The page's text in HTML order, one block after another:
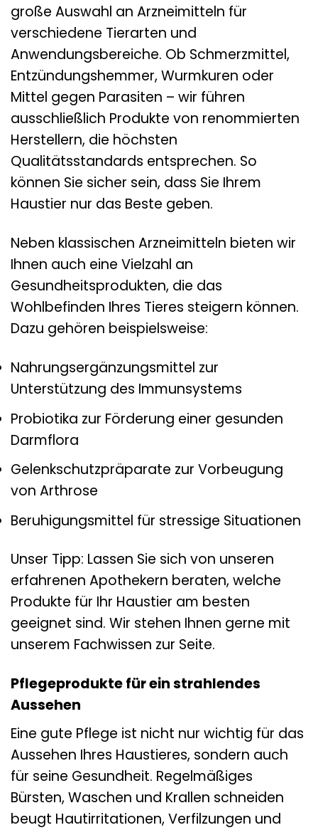
große Auswahl an Arzneimitteln für
verschiedene Tierarten und
Anwendungsbereiche. Ob Schmerzmittel,
Entzündungshemmer, Wurmkuren oder
Mittel gegen Parasiten – wir führen
ausschließlich Produkte von renommierten
Herstellern, die höchsten
Qualitätsstandards entsprechen. So
können Sie sicher sein, dass Sie Ihrem
Haustier nur das Beste geben.
Neben klassischen Arzneimitteln bieten wir
Ihnen auch eine Vielzahl an
Gesundheitsprodukten, die das
Wohlbefinden Ihres Tieres steigern können.
Dazu gehören beispielsweise:
Nahrungsergänzungsmittel zur
Unterstützung des Immunsystems
Probiotika zur Förderung einer gesunden
Darmflora
Gelenkschutzpräparate zur Vorbeugung
von Arthrose
Beruhigungsmittel für stressige Situationen
Unser Tipp: Lassen Sie sich von unseren
erfahrenen Apothekern beraten, welche
Produkte für Ihr Haustier am besten
geeignet sind. Wir stehen Ihnen gerne mit
unserem Fachwissen zur Seite.
Pflegeprodukte für ein strahlendes
Aussehen
Eine gute Pflege ist nicht nur wichtig für das
Aussehen Ihres Haustieres, sondern auch
für seine Gesundheit. Regelmäßiges
Bürsten, Waschen und Krallen schneiden
beugt Hautirritationen, Verfilzungen und